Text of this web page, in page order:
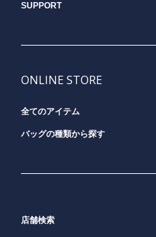
SUPPORT
ONLINE STORE
全てのアイテム
バッグの種類から探す
店舗検索